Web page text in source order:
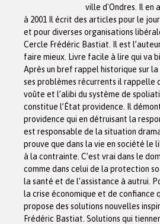
ville d'Ondres. Il en
à 2001 Il écrit des articles pour le
et pour diverses organisations
Cercle Frédéric Bastiat. Il est
faire mieux. Livre facile à lire qui va
Après un bref rappel historique sur
ses problèmes récurrents il rappelle
voûte et l’alibi du système de
constitue l’État providence. Il
providence qui en détruisant la
est responsable de la situation
prouve que dans la vie en société le
à la contrainte. C’est vrai dans le
comme dans celui de la protection
la santé et de l’assistance à autrui.
la crise économique et de confiance
propose des solutions nouvelles
Frédéric Bastiat. Solutions qui